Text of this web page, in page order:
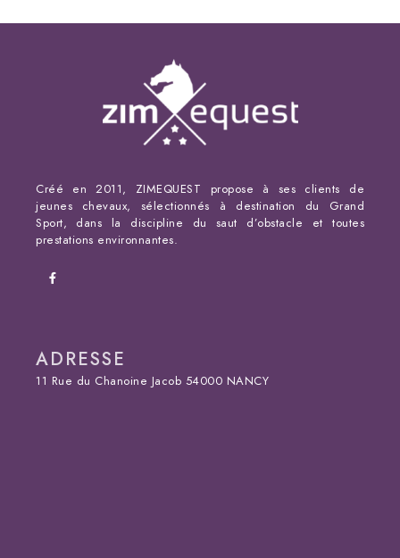
Créé en 2011, ZIMEQUEST propose à ses clients de
jeunes chevaux, sélectionnés à destination du Grand
Sport, dans la discipline du saut d’obstacle et toutes
prestations environnantes.
ADRESSE
11 Rue du Chanoine Jacob 54000 NANCY